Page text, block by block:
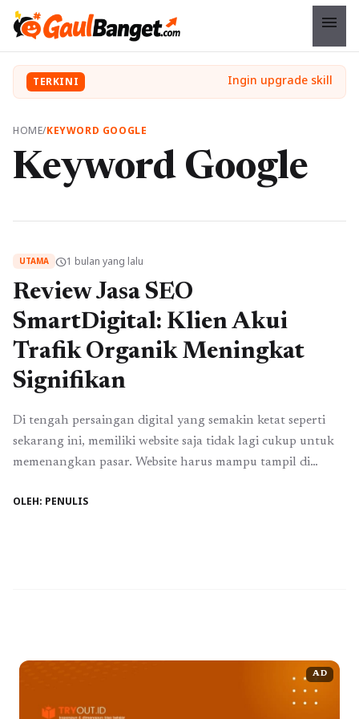
menu
TERKINI
HOME/KEYWORD GOOGLE
Keyword Google
UTAMA schedule1 bulan yang lalu
Review Jasa SEO
SmartDigital: Klien Akui
Trafik Organik Meningkat
Signifikan
Di tengah persaingan digital yang semakin ketat seperti
sekarang ini, memiliki website saja tidak lagi cukup untuk
memenangkan pasar. Website harus mampu tampil di
ditemukan oleh calon pelanggan. Inilah mengapa strategi
OLEH: PENULIS
AD